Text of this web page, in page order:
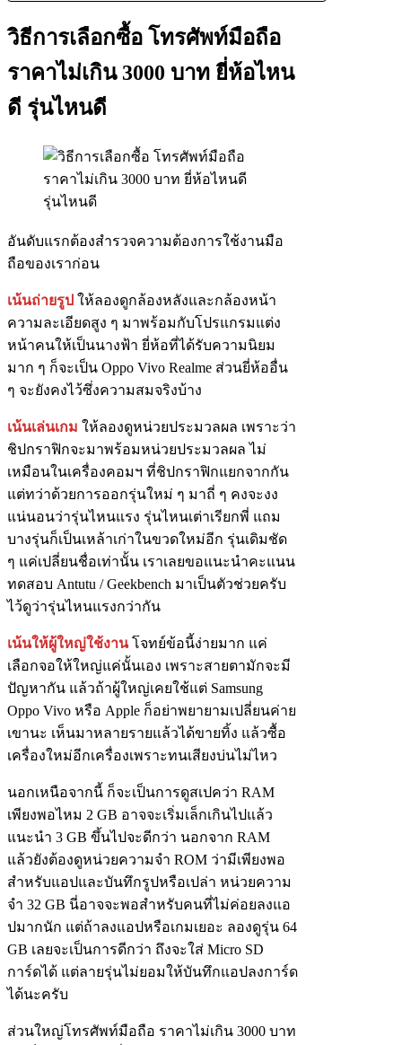
วิธีการเลือกซื้อ โทรศัพท์มือถือ
ราคาไม่เกิน 3000 บาท ยี่ห้อไหน
ดี รุ่นไหนดี
อันดับแรกต้องสำรวจความต้องการใช้งานมือ
ถือของเราก่อน
เน้นถ่ายรูป ให้ลองดูกล้องหลังและกล้องหน้า
ความละเอียดสูง ๆ มาพร้อมกับโปรแกรมแต่ง
หน้าคนให้เป็นนางฟ้า ยี่ห้อที่ได้รับความนิยม
มาก ๆ ก็จะเป็น Oppo Vivo Realme ส่วนยี่ห้ออื่น
ๆ จะยังคงไว้ซึ่งความสมจริงบ้าง
เน้นเล่นเกม ให้ลองดูหน่วยประมวลผล เพราะว่า
ชิปกราฟิกจะมาพร้อมหน่วยประมวลผล ไม่
เหมือนในเครื่องคอมฯ ที่ชิปกราฟิกแยกจากกัน
แต่ทว่าด้วยการออกรุ่นใหม่ ๆ มาถี่ ๆ คงจะงง
แน่นอนว่ารุ่นไหนแรง รุ่นไหนเต่าเรียกพี่ แถม
บางรุ่นก็เป็นเหล้าเก่าในขวดใหม่อีก รุ่นเดิมชัด
ๆ แค่เปลี่ยนชื่อเท่านั้น เราเลยขอแนะนำคะแนน
ทดสอบ Antutu / Geekbench มาเป็นตัวช่วยครับ
ไว้ดูว่ารุ่นไหนแรงกว่ากัน
เน้นให้ผู้ใหญ่ใช้งานโจทย์ข้อนี้ง่ายมาก แค่
เลือกจอให้ใหญ่แค่นั้นเอง เพราะสายตามักจะมี
ปัญหากัน แล้วถ้าผู้ใหญ่เคยใช้แต่ Samsung
Oppo Vivo หรือ Apple ก็อย่าพยายามเปลี่ยนค่าย
เขานะ เห็นมาหลายรายแล้วได้ขายทิ้ง แล้วซื้อ
เครื่องใหม่อีกเครื่องเพราะทนเสียงบ่นไม่ไหว
นอกเหนือจากนี้ ก็จะเป็นการดูสเปคว่า RAM
เพียงพอไหม 2 GB อาจจะเริ่มเล็กเกินไปแล้ว
แนะนำ 3 GB ขึ้นไปจะดีกว่า นอกจาก RAM
แล้วยังต้องดูหน่วยความจำ ROM ว่ามีเพียงพอ
สำหรับแอปและบันทึกรูปหรือเปล่า หน่วยความ
จำ 32 GB นี่อาจจะพอสำหรับคนที่ไม่ค่อยลงแอ
ปมากนัก แต่ถ้าลงแอปหรือเกมเยอะ ลองดูรุ่น 64
GB เลยจะเป็นการดีกว่า ถึงจะใส่ Micro SD
การ์ดได้ แต่ลายรุ่นไม่ยอมให้บันทึกแอปลงการ์ด
ได้นะครับ
ส่วนใหญ่โทรศัพท์มือถือ ราคาไม่เกิน 3000 บาท